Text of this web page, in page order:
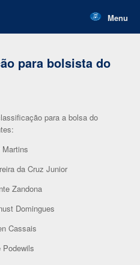
Menu
para bolsista do
para a bolsa do
da Cruz Junior
Zandona
Domingues
Cassais
Podewils